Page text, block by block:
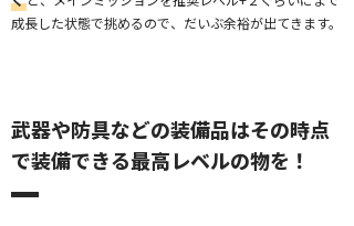
成長した状態で挑めるので、だいぶ余裕が出てきます。
武器や防具などの装備品はその時点
で装備できる最高レベルの物を！